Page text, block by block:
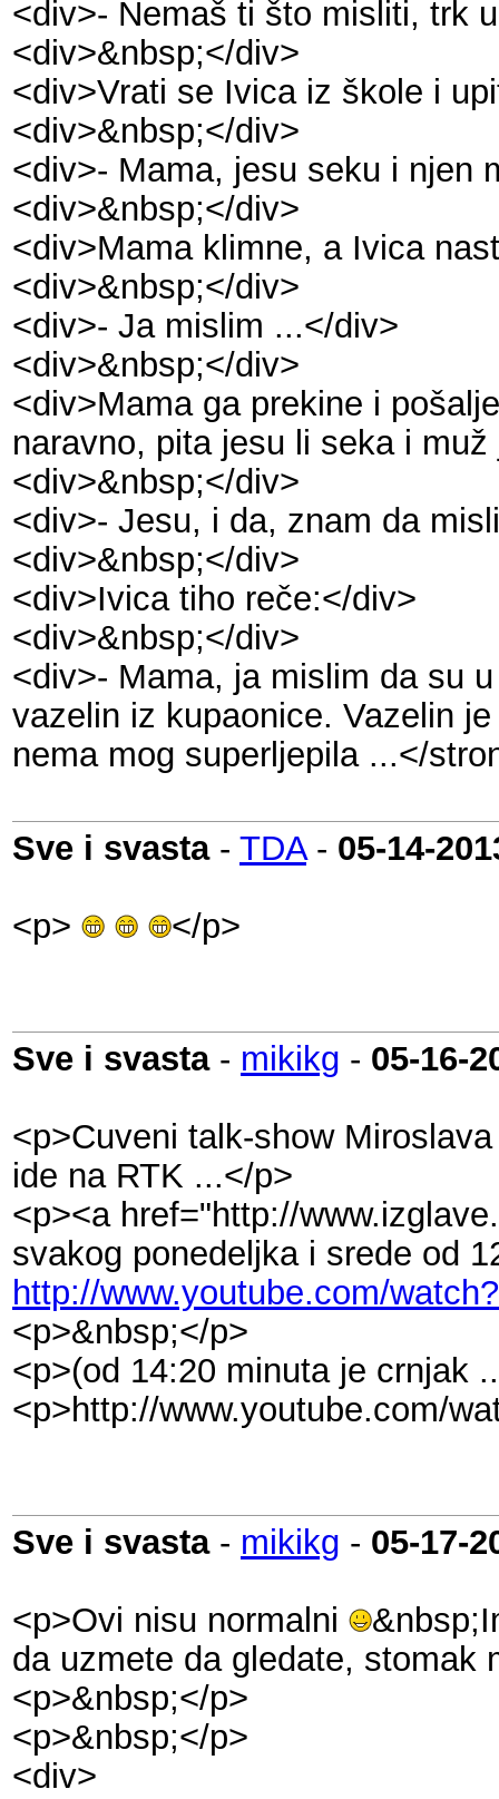
<div>- Nemaš ti što misliti, trk
<div>&nbsp;</div>
<div>Vrati se Ivica iz škole i
<div>&nbsp;</div>
<div>- Mama, jesu seku i njen
<div>&nbsp;</div>
<div>Mama klimne, a Ivica
<div>&nbsp;</div>
<div>- Ja mislim ...</div>
<div>&nbsp;</div>
<div>Mama ga prekine i
naravno, pita jesu li seka i
<div>&nbsp;</div>
<div>- Jesu, i da, znam da
<div>&nbsp;</div>
<div>Ivica tiho reče:</div>
<div>&nbsp;</div>
<div>- Mama, ja mislim da su
vazelin iz kupaonice. Vazelin
nema mog superljepila ...</
Sve i svasta- TDA- 05-14-
<p> </p>
Sve i svasta- mikikg - 05-16-
<p>Cuveni talk-show
ide na RTK ...</p>
<p><a href="http://
svakog ponedeljka i srede od
http://www.youtube.com/
<p>&nbsp;</p>
<p>(od 14:20 minuta je crnjak
<p>http://www.youtube.com/
Sve i svasta- mikikg - 05-17-
<p>Ovi nisu normalni
da uzmete da gledate, stomak
<p>&nbsp;</p>
<p>&nbsp;</p>
<div>